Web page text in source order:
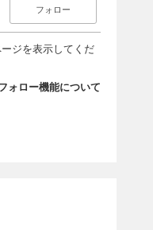
フォロー
ジを表示してくだ
ォロー機能について